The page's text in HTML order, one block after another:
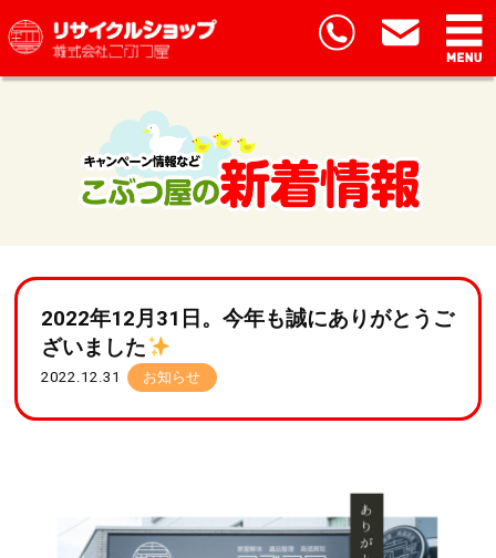
2022年12月31日。今年も誠にありがとうご
ざいました
2022.12.31 お知らせ